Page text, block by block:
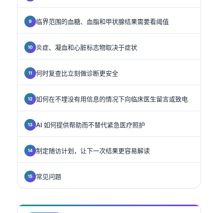
临界范围的血糖、血脂和甲状腺结果需要看阈值
炎症、凝血和心脏标志物取决于症状
何时复查比立刻做诊断更安全
如何在不埋没有用信息的情况下向临床医生留言或致电
AI 如何提供帮助而不替代紧急医疗照护
制定随访计划，让下一次结果更容易解读
常见问题